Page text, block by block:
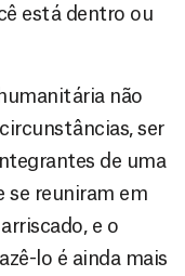
está dentro ou
não
ser
de uma
se reuniram em
e o
lo é ainda mais